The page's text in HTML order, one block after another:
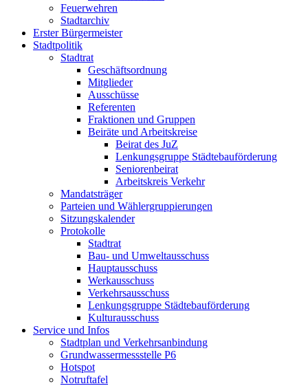
Feuerwehren
Stadtarchiv
Erster Bürgermeister
Stadtpolitik
Stadtrat
Geschäftsordnung
Mitglieder
Ausschüsse
Referenten
Fraktionen und Gruppen
Beiräte und Arbeitskreise
Beirat des JuZ
Lenkungsgruppe Städtebauförderung
Seniorenbeirat
Arbeitskreis Verkehr
Mandatsträger
Parteien und Wählergruppierungen
Sitzungskalender
Protokolle
Stadtrat
Bau- und Umweltausschuss
Hauptausschuss
Werkausschuss
Verkehrsausschuss
Lenkungsgruppe Städtebauförderung
Kulturausschuss
Service und Infos
Stadtplan und Verkehrsanbindung
Grundwassermessstelle P6
Hotspot
Notruftafel